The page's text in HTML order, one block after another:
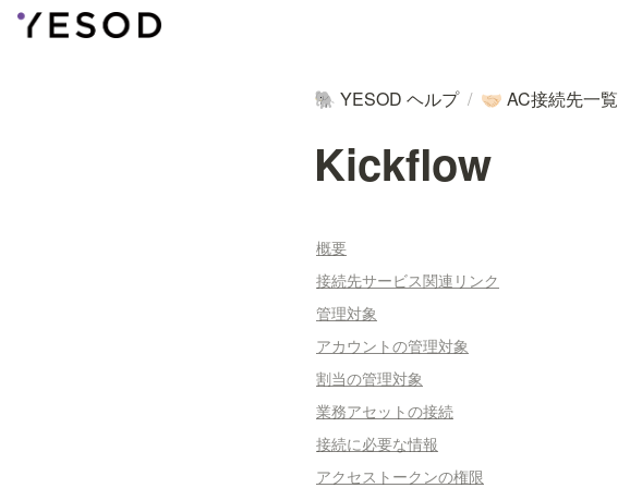
🐘 YESOD ヘルプ / 🤝🏻 AC接続先一覧
Kickflow
概要
接続先サービス関連リンク
管理対象
アカウントの管理対象
割当の管理対象
業務アセットの接続
接続に必要な情報
アクセストークンの権限